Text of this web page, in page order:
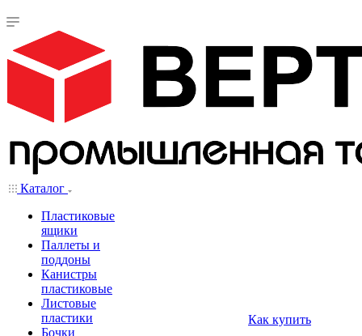
Каталог
Пластиковые
ящики
Паллеты и
поддоны
Канистры
пластиковые
Листовые
пластики
Бочки
Как купить